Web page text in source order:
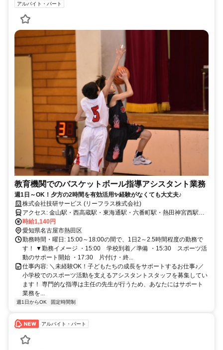
アルバイト・パート
教育機関でのバスケットボール指導アシスタント業務
週1日～OK！夕方の2時間を有効活用✨経験がなくても大丈夫♪
株式会社技研サービス (リーフラス株式会社)
アクセス: 金山駅・西高蔵駅・東海通駅・六番町駅・熱田神宮西駅・
日比野駅・熱田駅からの通勤にも便利
時給1,140円
愛知県名古屋市熱田区
勤務時間・曜日: 15:00～18:00の間で、1日2～2.5時間程度の勤務で
す！ ▼勤務イメージ ・15:00 学校到着／準備 ・15:30 スポーツ活
動のサポート開始 ・17:30 片付け・終...
仕事内容: ＼未経験OK！子どもたちの成長をサポートするお仕事♪／
小学校でのスポーツ活動を支えるアシスタントスタッフを募集してい
ます！ 専門的な指導は主任の先生が行うため、あなたにはサポート
業務を...
週1日からOK 固定時間制
アルバイト・パート